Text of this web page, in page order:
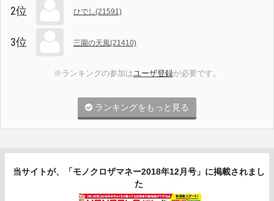
2位 ひでし(21591)
3位 三園の天風(21410)
※ランキングの参加はユーザ登録が必要です。
ランキングをもっと見る
当サイトが、「モノクロザマネー2018年12月号」に掲載されまし
た